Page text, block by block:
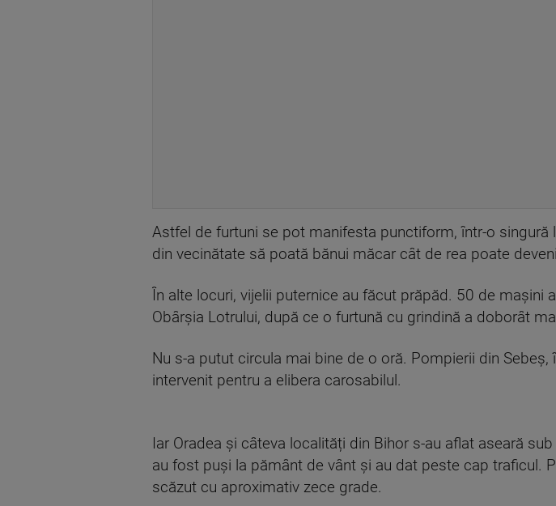
Astfel de furtuni se pot manifesta punctiform, într-o singură
din vecinătate să poată bănui măcar cât de rea poate
În alte locuri, vijelii puternice au făcut prăpăd. 50 de mașini
Obârșia Lotrului, după ce o furtună cu grindină a doborât
Nu s-a putut circula mai bine de o oră. Pompierii din
intervenit pentru a elibera carosabilul.
Iar Oradea și câteva localități din Bihor s-au aflat aseară
au fost puși la pământ de vânt și au dat peste cap traficul.
scăzut cu aproximativ zece grade.